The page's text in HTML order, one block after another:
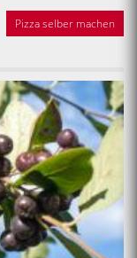
Pizza selber machen